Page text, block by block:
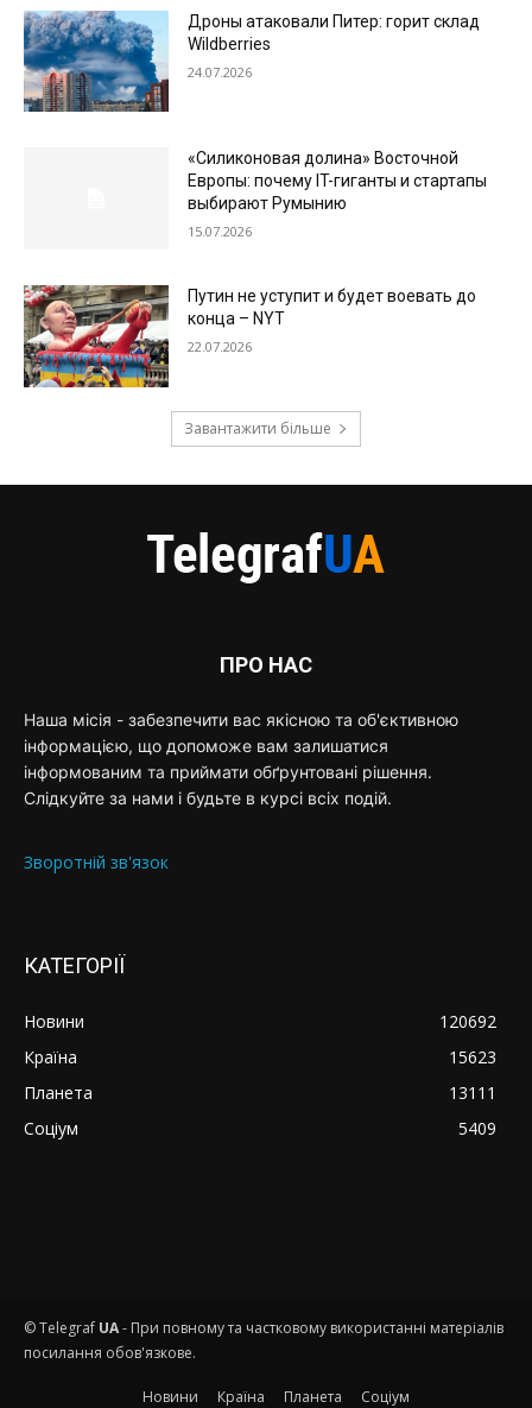
Дроны атаковали Питер: горит склад
Wildberries
24.07.2026
«Силиконовая долина» Восточной
Европы: почему IT-гиганты и стартапы
выбирают Румынию
15.07.2026
Путин не уступит и будет воевать до
конца – NYT
22.07.2026
Завантажити більше
ПРО НАС
Наша місія - забезпечити вас якісною та об'єктивною
інформацією, що допоможе вам залишатися
інформованим та приймати обґрунтовані рішення.
Слідкуйте за нами і будьте в курсі всіх подій.
Зворотній зв'язок
КАТЕГОРІЇ
Новини
120692
Країна
15623
Планета
13111
Соціум
5409
© Telegraf UA- При повному та частковому використанні матеріалів
посилання обов'язкове.
Новини Країна Планета Соціум